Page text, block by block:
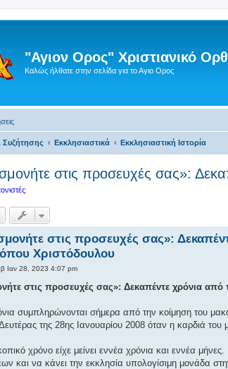
"Αγιον Ορος" Χριστιανικό
Καλώς ήλθατε στην σελίδα για το Αγιο Ορος
Συζήτησης Εκκλησιαστικά Εκκλησιαστική Ιστορία
στις προσευχές σας»:
στις προσευχές σας»:
Χριστόδουλου
Ιαν 28, 2023 4:07 pm
στις προσευχές σας»: Δεκαπέντε χρόνια
συμπληρώνονται σήμερα από την κοίμηση του
της 28ης Ιανουαρίου 2008 όταν η καρδιά
χρόνο είχε μείνει εννέα χρόνια και εννέα
και να κάνει την εκκλησία υπολογίσιμη μονάδα